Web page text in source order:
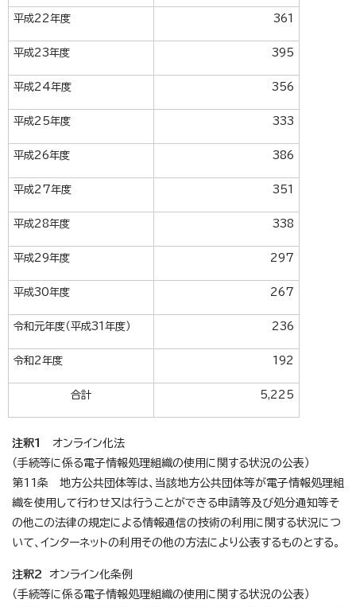
平成22年度 361
平成23年度 395
平成24年度 356
平成25年度 333
平成26年度 386
平成27年度 351
平成28年度 338
平成29年度 297
平成30年度 267
令和元年度（平成31年度） 236
令和2年度 192
合計 5,225
注釈1 オンライン化法
（手続等に係る電子情報処理組織の使用に関する状況の公表）
第11条 地方公共団体等は、当該地方公共団体等が電子情報処理組
織を使用して行わせ又は行うことができる申請等及び処分通知等そ
の他この法律の規定による情報通信の技術の利用に関する状況につ
いて、インターネットの利用その他の方法により公表するものとする。
注釈2 オンライン化条例
（手続等に係る電子情報処理組織の使用に関する状況の公表）